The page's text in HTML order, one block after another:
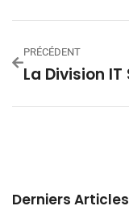
PRÉCÉDENT
Derniers Articles